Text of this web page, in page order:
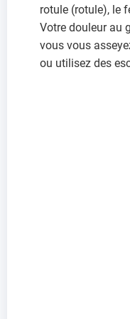
rotule (rotule), le
Votre douleur au
vous vous
ou utilisez des